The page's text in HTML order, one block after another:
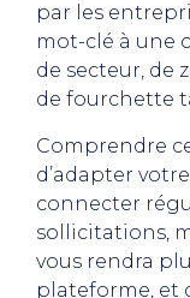
par les
mot-clé à une
de secteur, de
de fourchette
Comprendre
d’adapter
connecter
sollicitations,
vous rendra
plateforme, et